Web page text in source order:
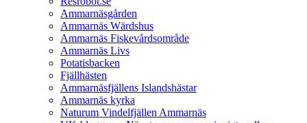
Ammarnäsgården
Ammarnäs Wärdshus
Ammarnäs Fiskevårdsområde
Ammarnäs Livs
Potatisbacken
Fjällhästen
Ammarnäsfjällens Islandshästar
Ammarnäs kyrka
Naturum Vindelfjällen Ammarnäs